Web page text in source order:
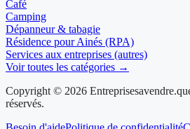
Café
Camping
Dépanneur & tabagie
Résidence pour Ainés (RPA)
Services aux entreprises (autres)
Voir toutes les catégories →
Copyright © 2026
réservés.